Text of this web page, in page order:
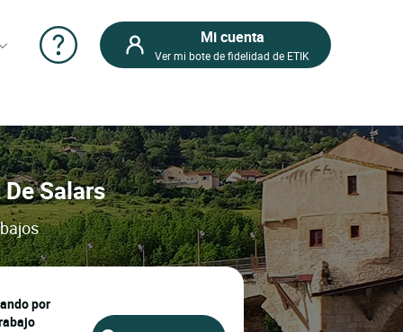
Mi cuenta
Ver mi bote de fidelidad de ETIK
Salars
por